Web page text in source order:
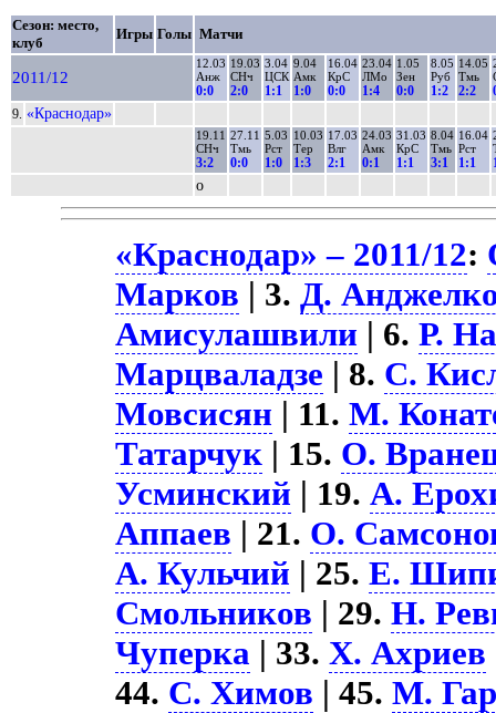
Сезон: место,
клуб
Игры Голы Матчи
2011/12
12.03
Анж
0:0
19.03
СНч
2:0
3.04
ЦСК
1:1
9.04
Амк
1:0
16.04
КрС
0:0
23.04
ЛМо
1:4
1.05
Зен
0:0
8.05
Руб
1:2
14.05
Тмь
2:2
9. «Краснодар»
19.11
СНч
3:2
27.11
Тмь
0:0
5.03
Рст
1:0
10.03
Тер
1:3
17.03
Влг
2:1
24.03
Амк
0:1
31.03
КрС
1:1
8.04
Тмь
3:1
16.04
Рст
1:1
о
«Краснодар» – 2011/12:
Марков | 3.Д.
Амисулашвили | 6.Р.
Марцваладзе | 8. С.
Мовсисян | 11.М.
Татарчук | 15. О.
Усминский | 19.А.
Аппаев | 21. О.
А. Кульчий | 25.Е.
Смольников | 29.Н.
Чуперка | 33. Х. Ахриев
44. С. Химов | 45.М.